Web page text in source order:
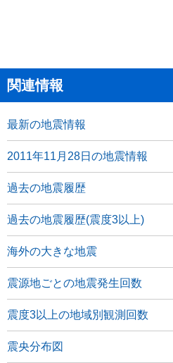
関連情報
最新の地震情報
2011年11月28日の地震情報
過去の地震履歴
過去の地震履歴(震度3以上)
海外の大きな地震
震源地ごとの地震発生回数
震度3以上の地域別観測回数
震央分布図